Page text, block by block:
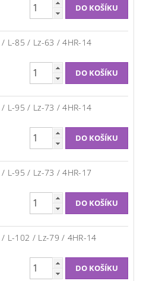
L-85 / Lz-63 / 4HR-14
L-95 / Lz-73 / 4HR-14
L-95 / Lz-73 / 4HR-17
L-102 / Lz-79 / 4HR-14